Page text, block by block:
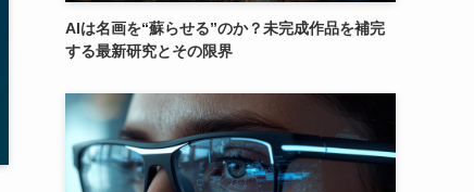
AIは名画を“蘇らせる”のか？未完成作品を補完
する最新研究とその限界